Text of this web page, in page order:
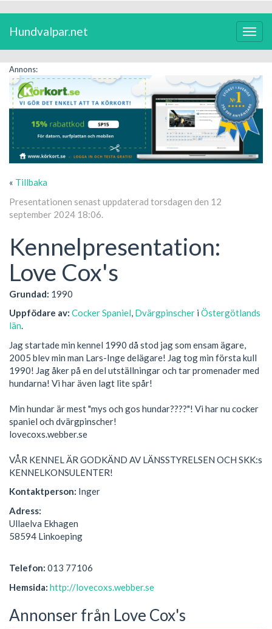
Växla
Hundvalpar.net
Annons:
« Tillbaka
Presentationen senast uppdaterad torsdagen den 12
september 2024 18:06.
Kennelpresentation:
Love Cox's
Grundad: 1990
Uppfödare av: Cocker Spaniel, Dvärgpinscher i Östergötlands
län.
Jag startade min kennel 1990 då stod jag som ensam ägare,
2005 blev min man Lars-Inge delägare! Jag tog min första kull
1990! Jag åker på en del utställningar och tar promenader med
hundarna! Vi har även lagt lite spår!
Min hundar är mest "mys och gos hundar????"! Vi har nu cocker
spaniel och dvärgpinscher!
lovecoxs.webber.se
VÅR KENNEL ÄR GODKÄND AV LÄNSSTYRELSEN OCH SKK:s
KENNELKONSULENTER!
Kontaktperson: Inger
Adress:
Ullaelva Ekhagen
58594 Linkoeping
Telefon: 013 77106
Hemsida: http://lovecoxs.webber.se
Annonser från Love Cox's